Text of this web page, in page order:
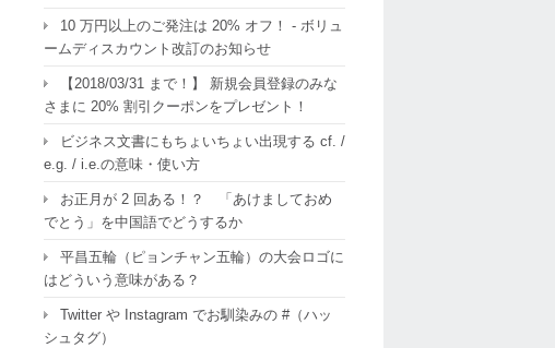
10 万円以上のご発注は 20% オフ！ - ボリュ
ームディスカウント改訂のお知らせ
【2018/03/31 まで！】 新規会員登録のみな
さまに 20% 割引クーポンをプレゼント！
ビジネス文書にもちょいちょい出現する cf. /
e.g. / i.e.の意味・使い方
お正月が 2 回ある！？ 「あけましておめ
でとう」を中国語でどうするか
平昌五輪（ピョンチャン五輪）の大会ロゴに
はどういう意味がある？
Twitter や Instagram でお馴染みの #（ハッ
シュタグ）